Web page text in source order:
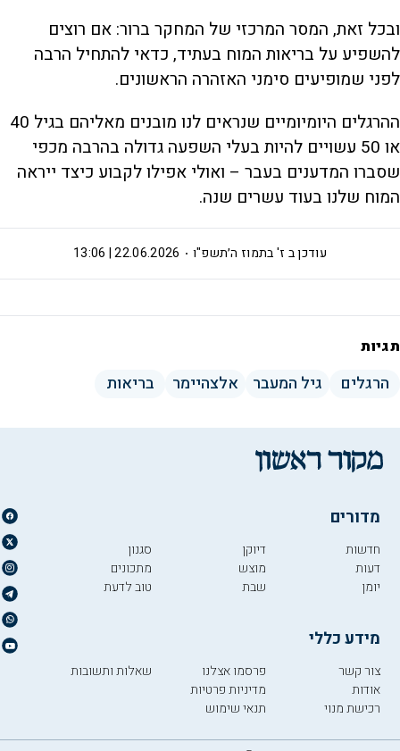
ובכל זאת, המסר המרכזי של המחקר ברור: אם רוצים
להשפיע על בריאות המוח בעתיד, כדאי להתחיל הרבה
לפני שמופיעים סימני האזהרה הראשונים.
ההרגלים היומיומיים שנראים לנו מובנים מאליהם בגיל 40
או 50 עשויים להיות בעלי השפעה גדולה בהרבה מכפי
שסברו המדענים בעבר – ואולי אפילו לקבוע כיצד ייראה
המוח שלנו בעוד עשרים שנה.
ז' בתמוז ה׳תשפ"ו 22.06.2026 | 13:06 עודכן ב
תגיות
הרגלים גיל המעבר אלצהיימר בריאות
מדורים
חדשות
דעות
יומן
דיוקן
מוצש
שבת
סגנון
מתכונים
טוב לדעת
מידע כללי
צור קשר
אודות
רכישת מנוי
פרסמו אצלנו
מדיניות פרטיות
תנאי שימוש
שאלות ותשובות